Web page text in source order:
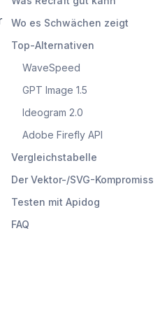
Wo es Schwächen zeigt
Top-Alternativen
WaveSpeed
GPT Image 1.5
Ideogram 2.0
Adobe Firefly API
Vergleichstabelle
Der Vektor-/SVG-Kompromiss
Testen mit Apidog
FAQ